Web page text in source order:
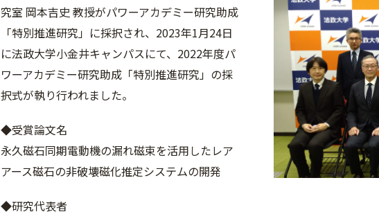
究室 岡本吉史 教授がパワーアカデミー研究助成
「特別推進研究」に採択され、2023年1月24日
に法政大学小金井キャンパスにて、2022年度パ
ワーアカデミー研究助成「特別推進研究」の採
択式が執り行われました。
◆受賞論文名
永久磁石同期電動機の漏れ磁束を活用したレア
アース磁石の非破壊磁化推定システムの開発
◆研究代表者